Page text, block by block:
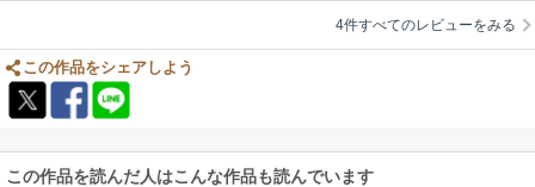
にしてもカタギの年下にそんなにあっさりもってかれちゃっていいのか
短いのでおまけの星4。
4件すべてのレビューをみる
この作品をシェアしよう
この作品を読んだ人はこんな作品も読んでいます